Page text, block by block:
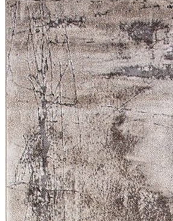
₽
По
форме
Прямоугольные
ковры
Овальные
ковры
Круглые
ковры
Квадратные
ковры
Полуовальные
ковры
Восьмигранники
Дорожки
Синтетические
ковровые
дорожки
Дорожки
на